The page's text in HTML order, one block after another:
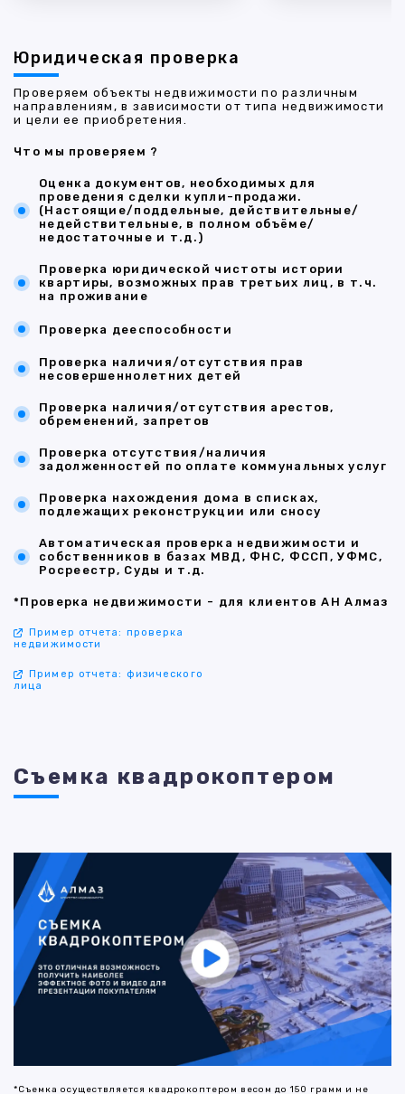
Юридическая проверка
Проверяем объекты недвижимости по различным
направлениям, в зависимости от типа недвижимости
и цели ее приобретения.
Что мы проверяем ?
Оценка документов, необходимых для
проведения сделки купли-продажи.
(Настоящие/поддельные, действительные/
недействительные, в полном объёме/
недостаточные и т.д.)
Проверка юридической чистоты истории
квартиры, возможных прав третьих лиц, в т.ч.
на проживание
Проверка дееспособности
Проверка наличия/отсутствия прав
несовершеннолетних детей
Проверка наличия/отсутствия арестов,
обременений, запретов
Проверка отсутствия/наличия
задолженностей по оплате коммунальных услуг
Проверка нахождения дома в списках,
подлежащих реконструкции или сносу
Автоматическая проверка недвижимости и
собственников в базах МВД, ФНС, ФССП, УФМС,
Росреестр, Суды и т.д.
*Проверка недвижимости - для клиентов АН Алмаз
Пример отчета: проверка
недвижимости
Пример отчета: физического
лица
Съемка квадрокоптером
*Съемка осуществляется квадрокоптером весом до 150 грамм и не